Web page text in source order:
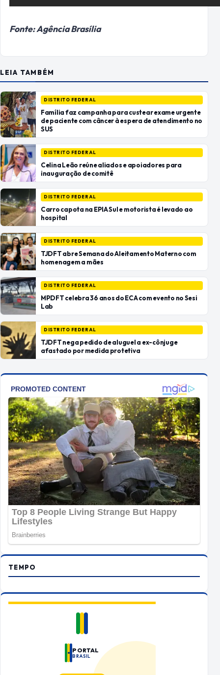
Fonte: Agência Brasília
LEIA TAMBÉM
DISTRITO FEDERAL
Família faz campanha para custear exame urgente
de paciente com câncer à espera de atendimento no
SUS
DISTRITO FEDERAL
Celina Leão reúne aliados e apoiadores para
inauguração de comitê
DISTRITO FEDERAL
Carro capota na EPIA Sul e motorista é levado ao
hospital
DISTRITO FEDERAL
TJDFT abre Semana do Aleitamento Materno com
homenagem a mães
DISTRITO FEDERAL
MPDFT celebra 36 anos do ECA com evento no Sesi
Lab
DISTRITO FEDERAL
TJDFT nega pedido de aluguel a ex-cônjuge
afastado por medida protetiva
TEMPO
PORTAL
BRASIL